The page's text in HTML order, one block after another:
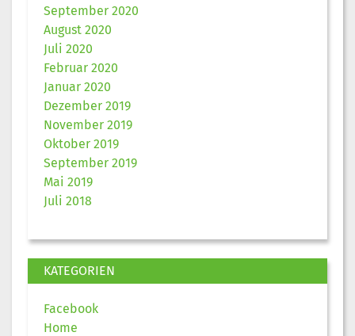
September 2020
August 2020
Juli 2020
Februar 2020
Januar 2020
Dezember 2019
November 2019
Oktober 2019
September 2019
Mai 2019
Juli 2018
KATEGORIEN
Facebook
Home